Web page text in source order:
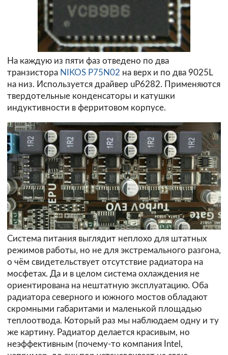
На каждую из пяти фаз отведено по два
транзистора NIKOS P75N02 на верх и по два 9025L
на низ. Используется драйвер uP6282. Применяются
твердотельные конденсаторы и катушки
индуктивности в ферритовом корпусе.
Система питания выглядит неплохо для штатных
режимов работы, но не для экстремального разгона,
о чём свидетельствует отсутствие радиатора на
мосфетах. Да и в целом система охлаждения не
ориентирована на нештатную эксплуатацию. Оба
радиатора северного и южного мостов обладают
скромными габаритами и маленькой площадью
теплоотвода. Который раз мы наблюдаем одну и ту
же картину. Радиатор делается красивым, но
неэффективным (почему-то компания Intel,